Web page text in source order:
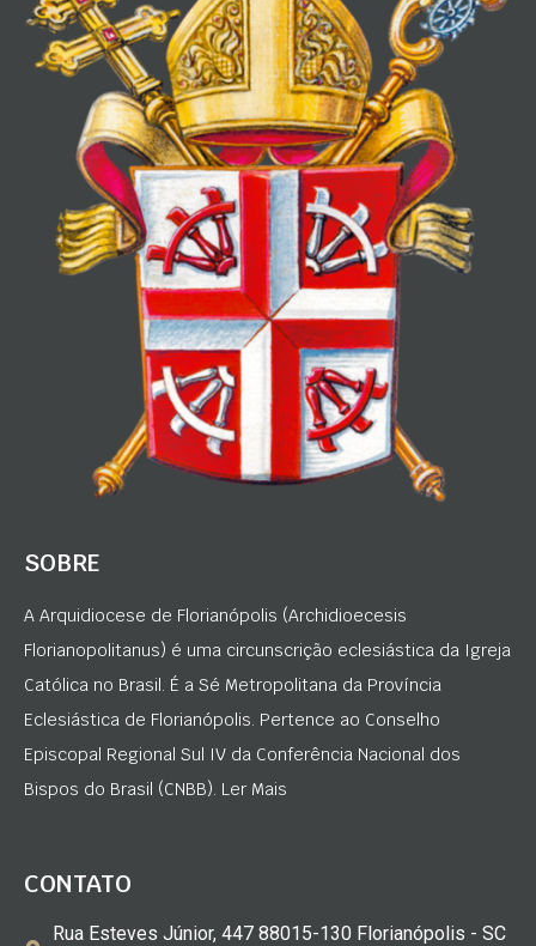
SOBRE
A Arquidiocese de Florianópolis (Archidioecesis
Florianopolitanus) é uma circunscrição eclesiástica da Igreja
Católica no Brasil. É a Sé Metropolitana da Província
Eclesiástica de Florianópolis. Pertence ao Conselho
Episcopal Regional Sul IV da Conferência Nacional dos
Bispos do Brasil (CNBB). Ler Mais
CONTATO
Rua Esteves Júnior, 447 88015-130 Florianópolis - SC